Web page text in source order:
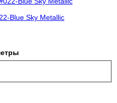
Blue Sky Metallic